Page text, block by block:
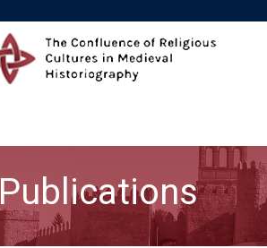
Publications